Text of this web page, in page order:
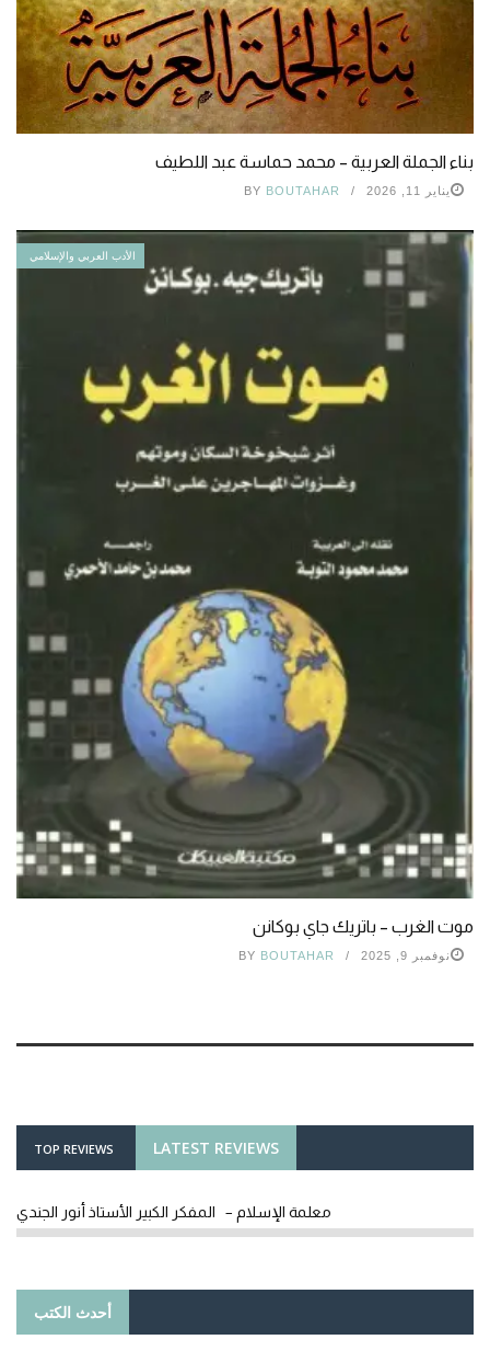
بناء الجملة العربية – محمد حماسة عبد اللطيف
يناير 11, 2026 BY BOUTAHAR
الأدب العربي والإسلامي
موت الغرب – باتريك جاي بوكانن
نوفمبر 9, 2025 BY BOUTAHAR
LATEST REVIEWS
TOP REVIEWS
معلمة الإسلام – المفكر الكبير الأستاذ أنور الجندي
أحدث الكتب